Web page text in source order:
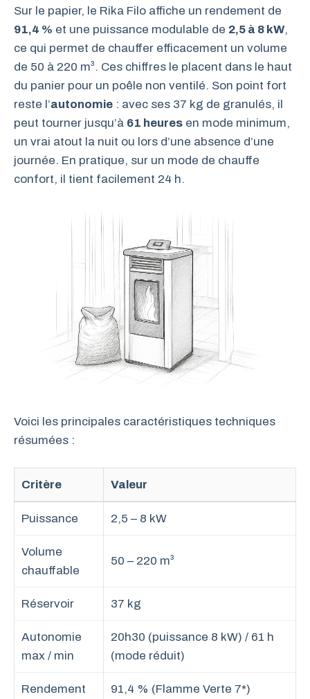
Sur le papier, le Rika Filo affiche un rendement de
91,4 % et une puissance modulable de 2,5 à 8 kW,
ce qui permet de chauffer efficacement un volume
de 50 à 220 m³. Ces chiffres le placent dans le haut
du panier pour un poêle non ventilé. Son point fort
reste l’autonomie : avec ses 37 kg de granulés, il
peut tourner jusqu’à 61 heures en mode minimum,
un vrai atout la nuit ou lors d’une absence d’une
journée. En pratique, sur un mode de chauffe
confort, il tient facilement 24 h.
Voici les principales caractéristiques techniques
résumées :
Critère Valeur
Puissance 2,5 – 8 kW
Volume
chauffable
50 – 220 m³
Réservoir 37 kg
Autonomie
max / min
20h30 (puissance 8 kW) / 61 h
(mode réduit)
Rendement 91,4 % (Flamme Verte 7*)